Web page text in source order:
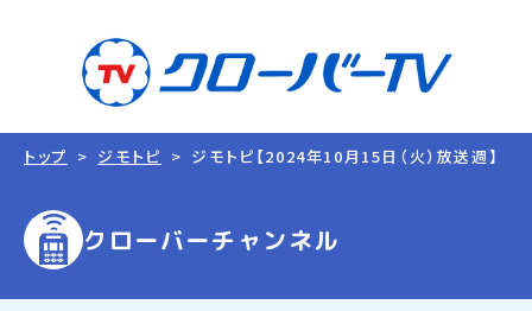
トップ ジモトピ ジモトピ【2024年10月15日（火）放送週】
クローバーチャンネル